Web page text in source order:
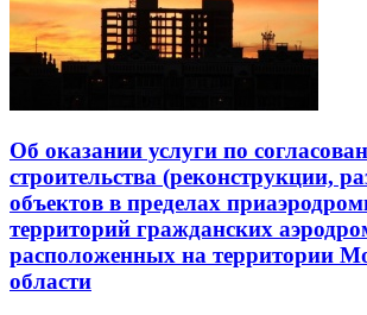
Об оказании услуги по
строительства (реконструкции,
объектов в пределах
территорий гражданских
расположенных на территории
области